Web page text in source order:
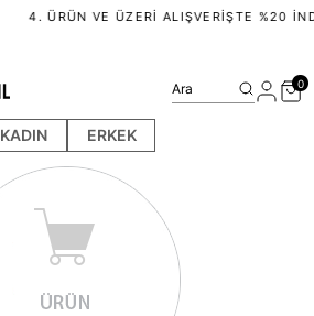
4. ÜRÜN VE ÜZERI ALIŞVERIŞTE %20
KADIN ERKEK
Ara 0